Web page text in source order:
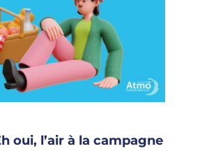
oui, l’air à la campagne